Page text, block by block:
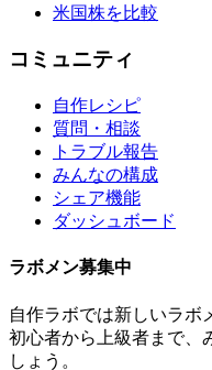
米国株を比較
コミュニティ
自作レシピ
質問・相談
トラブル報告
みんなの構成
シェア機能
ダッシュボード
ラボメン募集中
自作ラボでは新しいラボ
初心者から上級者まで、
しょう。